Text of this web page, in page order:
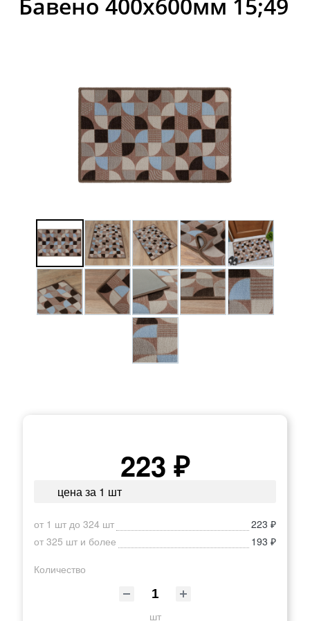
Бавено 400x600мм 15;49
223 ₽
цена за 1 шт
от 1 шт до 324 шт
223 ₽
от 325 шт и более
193 ₽
Количество
шт